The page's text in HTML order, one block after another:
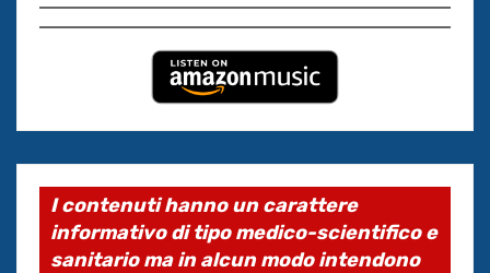
I contenuti hanno un carattere
informativo di tipo medico-scientifico e
sanitario ma in alcun modo intendono